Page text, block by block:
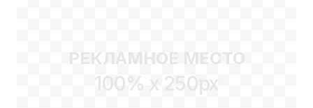
РЕКЛАМНОЕ МЕСТО
100% x 250px